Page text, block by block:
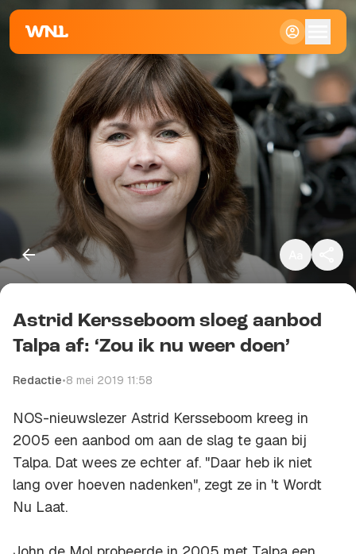
Klein
Kopieer link
Astrid Kersseboom sloeg aanbod
Talpa af: ‘Zou ik nu weer doen’
Redactie•8 mei 2019 11:58
NOS-nieuwslezer Astrid Kersseboom kreeg in
2005 een aanbod om aan de slag te gaan bij
Talpa. Dat wees ze echter af. "Daar heb ik niet
lang over hoeven nadenken", zegt ze in 't Wordt
Nu Laat.